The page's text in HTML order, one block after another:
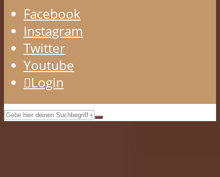
Facebook
Instagram
Twitter
Youtube
Login